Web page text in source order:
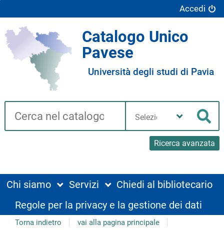
Accedi
Catalogo Unico
Pavese
Università degli studi di Pavia
Cerca su "Catalogo"
Ricerca avanzata
biblioteca
Chi siamo Servizi
Chiedi al bibliotecario
Regole per la privacy e la gestione dei dati
Torna indietro vai alla pagina principale